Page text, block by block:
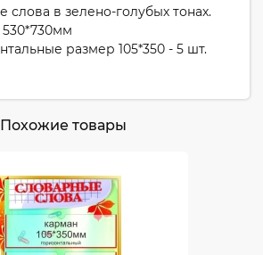
слова в зелено-голубых тонах.
размер 105*350 - 5 шт.
Похожие товары